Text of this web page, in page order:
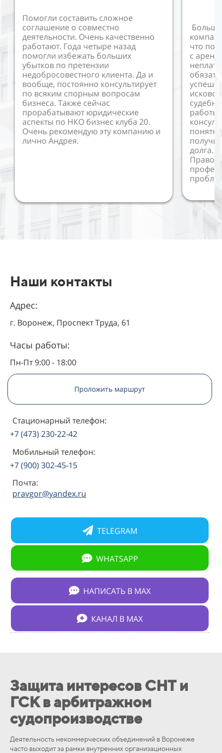
Помогли составить сложное
соглашение о совместно
деятельности. Очень качественно
работают. Года четыре назад
помогли избежать больших
убытков по претензии
недобросовестного клиента. Да и
вообще, постоянно консультирует
по всяким спорным вопросам
бизнеса. Также сейчас
прорабатывают юридические
аспекты по НКО бизнес клуба 20.
Очень рекомендую эту компанию и
лично Андрея.
что
с
работы
долга.
Наши контакты
Адрес:
г. Воронеж, Проспект Труда, 61
Часы работы:
Пн-Пт 9:00 - 18:00
Проложить маршрут
Стационарный телефон:
+7 (473) 230-22-42
Мобильный телефон:
+7 (900) 302-45-15
Почта:
pravgor@yandex.ru
TELEGRAM
WHATSAPP
НАПИСАТЬ В МАХ
КАНАЛ В МАХ
Защита интересов СНТ и
ГСК в арбитражном
судопроизводстве
Деятельность некоммерческих объединений в Воронеже
часто выходит за рамки внутренних организационных